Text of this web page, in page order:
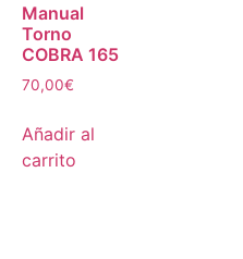
Manual
Torno
COBRA 165
70,00€
Añadir al
carrito